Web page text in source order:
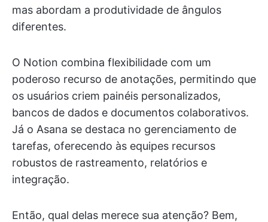
mas abordam a produtividade de ângulos
diferentes.
O Notion combina flexibilidade com um
poderoso recurso de anotações, permitindo que
os usuários criem painéis personalizados,
bancos de dados e documentos colaborativos.
Já o Asana se destaca no gerenciamento de
tarefas, oferecendo às equipes recursos
robustos de rastreamento, relatórios e
integração.
Então, qual delas merece sua atenção? Bem,